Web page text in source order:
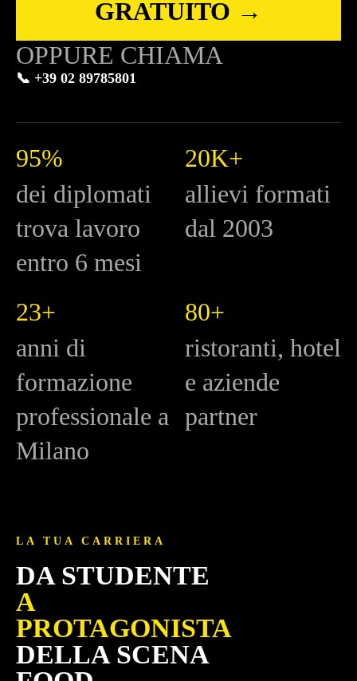
GRATUITO →
OPPURE CHIAMA
📞 +39 02 89785801
95%
dei diplomati
trova lavoro
entro 6 mesi
20K+
allievi formati
dal 2003
23+
anni di
formazione
professionale a
Milano
80+
ristoranti, hotel
e aziende
partner
LA TUA CARRIERA
DA STUDENTE
A
PROTAGONISTA
DELLA SCENA